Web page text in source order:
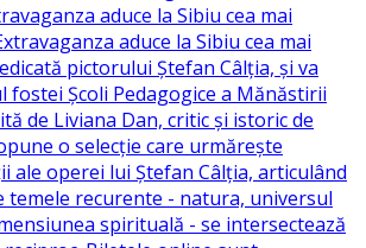
aduce la Sibiu cea mai